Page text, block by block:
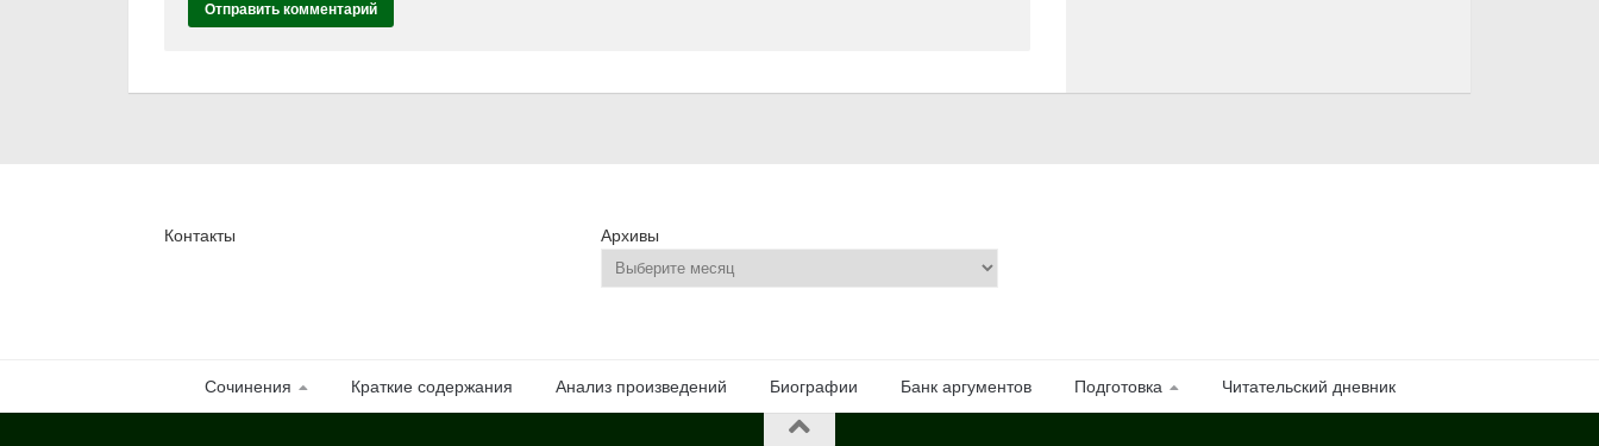
Контакты Архивы
Сочинения Краткие содержания Анализ произведений Биографии Банк аргументов Подготовка Читательский дневник